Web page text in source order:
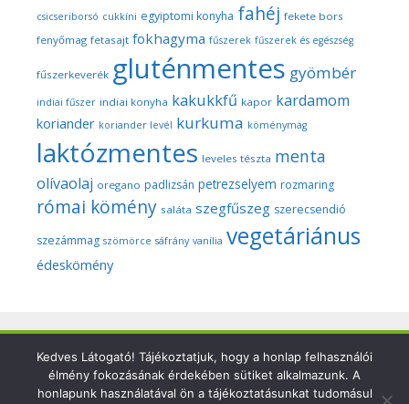
csicseriborsó cukkíni egyiptomi konyha fahéj fekete bors
fenyőmag fetasajt fokhagyma fűszerek fűszerek és egészség
fűszerkeverék gluténmentes gyömbér
indiai fűszer indiai konyha kakukkfű kapor kardamom
koriander koriander levél kurkuma köménymag
laktózmentes leveles tészta menta
olívaolaj oregano padlizsán petrezselyem rozmaring
római kömény saláta szegfűszeg szerecsendió
szezámmag szömörce sáfrány vanília vegetáriánus
édeskömény
Copyright © 2026 Szegedi Fűszeres - Minden fotó és anyag
ezen a weboldalon a szerző (Dr. Nyári Zsuzsa) kizárólagos
tulajdonát képezi és a nemzetközi szerzői jogi törvények
Kedves Látogató! Tájékoztatjuk, hogy a honlap felhasználói
élmény fokozásának érdekében sütiket alkalmazunk. A
honlapunk használatával ön a tájékoztatásunkat tudomásul